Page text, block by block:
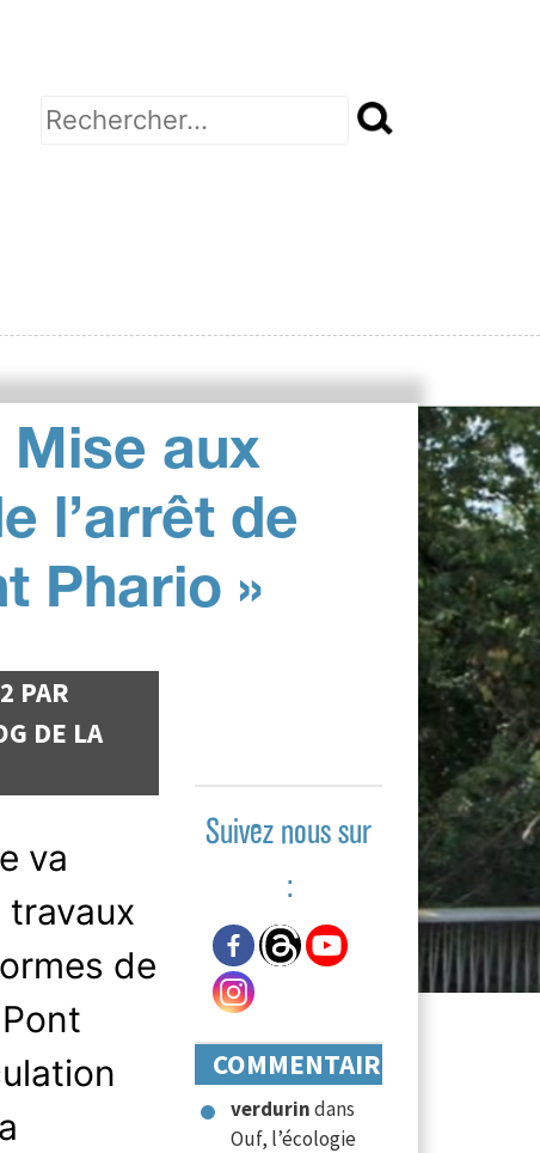
Rechercher :
Mise aux
l’arrêt de
Phario »
PAR
DE LA
va
travaux
de
Suivez nous sur
:
COMMENTAIRES
verdurindans
Ouf, l’écologie